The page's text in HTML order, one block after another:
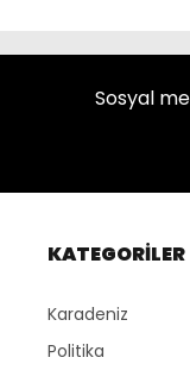
Sosyal
KATEGORİLER
Karadeniz
Politika